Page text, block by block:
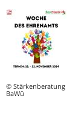
© Stärkenberatung
BaWü